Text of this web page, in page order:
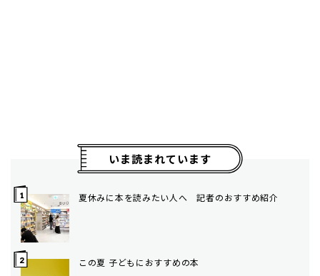
いま読まれています
夏休みに本を読みたい人へ 記者のおすすめ紹介
この夏 子どもにおすすめの本